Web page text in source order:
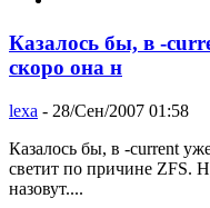
Казалось бы, в -
скоро она н
lexa - 28/Сен/2007 01:58
Казалось бы, в -current
светит по причине ZFS.
назовут....